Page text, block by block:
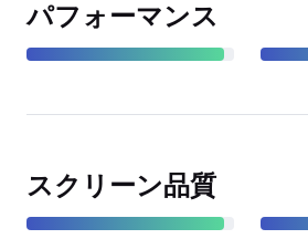
パフォーマンス
スクリーン品質